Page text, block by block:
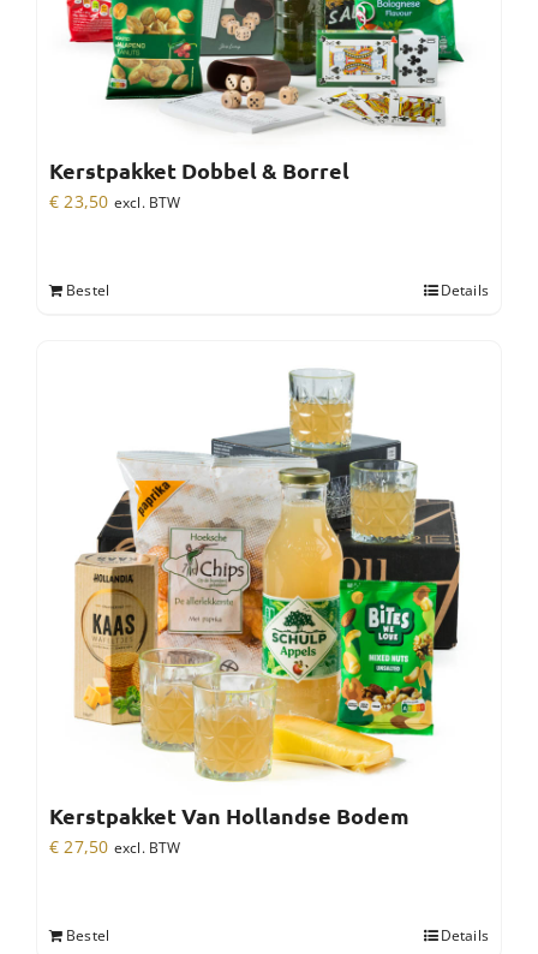
Kerstpakket Dobbel & Borrel
€ 23,50 excl. BTW
Bestel Details
Kerstpakket Van Hollandse Bodem
€ 27,50 excl. BTW
Bestel Details